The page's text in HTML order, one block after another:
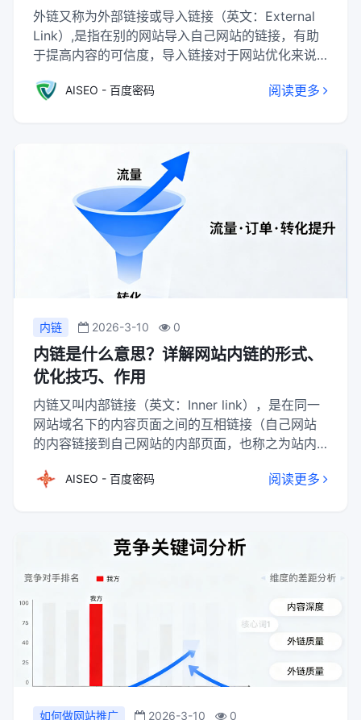
外链又称为外部链接或导入链接（英文：External
Link）,是指在别的网站导入自己网站的链接，有助
于提高内容的可信度，导入链接对于网站优化来说
链接所在页面的权重）间接影响了我们的网站在搜
AISEO - 百度密码 阅读更多
内链 2026-3-10 0
内链是什么意思？详解网站内链的形式、
优化技巧、作用
内链又叫内部链接（英文：Inner link），是在同一
网站域名下的内容页面之间的互相链接（自己网站
的内容链接到自己网站的内部页面，也称之为站内
的收录与网站权重。相对外部链接，内部链接也很
AISEO - 百度密码 阅读更多
如何做网站推广 2026-3-10 0